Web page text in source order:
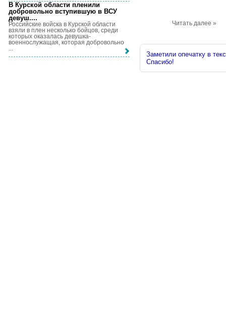
Читать далее »
Заметили опечатку в
Спасибо!
В Курской области пленили
добровольно вступившую в ВСУ
девуш....
Российские войска в Курской области
взяли в плен несколько бойцов, среди
которых оказалась девушка-
военнослужащая, которая добровольно
...